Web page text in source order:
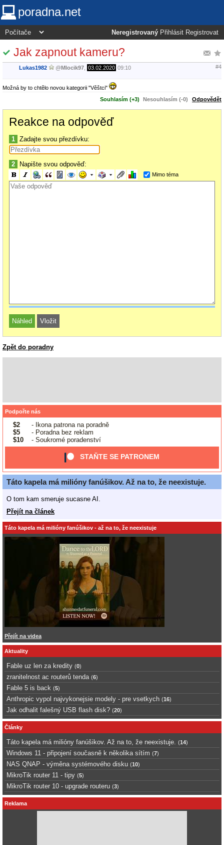
poradna.net
Neregistrovaný Přihlásit Registrovat
Jak zapnout kameru?
Lukas1982 @Mlocik97 03.02.2020 09:10 #4
Možná by to chtělo novou kategorii "Věštci"
Souhlasím (+3)
Nesouhlasím (-0) Odpovědět
Reakce na odpověď
1 Zadajte svou přezdívku:
2 Napište svou odpověď:
Mimo téma
Zpět do poradny
Podpořte nás
$2
- Ikona patrona na poradně
$5
- Poradna bez reklam
$10
- Soukromé poradenství
STAŇTE SE PATRONEM
Táto kapela má milióny fanúšikov. Až na to, že neexistuje.
O tom kam smeruje sucasne AI.
Přejít na článek
Táto kapela má milióny fanúšikov - až na to, že neexistuje
Přejít na videa
Aktuality
Fable uz len za kredity (0)
zranitelnost ac routerů tenda (6)
Fable 5 is back (5)
Anthropic vypol najvykonejsie modely - pre vsetkych (16)
Jak odhalit falešný USB flash disk? (20)
Články
Táto kapela má milióny fanúšikov. Až na to, že neexistuje. (14)
Windows 11 - připojení současně k několika sítím (7)
NAS QNAP - výměna systémového disku (10)
MikroTik router 11 - tipy (5)
MikroTik router 10 - upgrade routeru (3)
Reklama